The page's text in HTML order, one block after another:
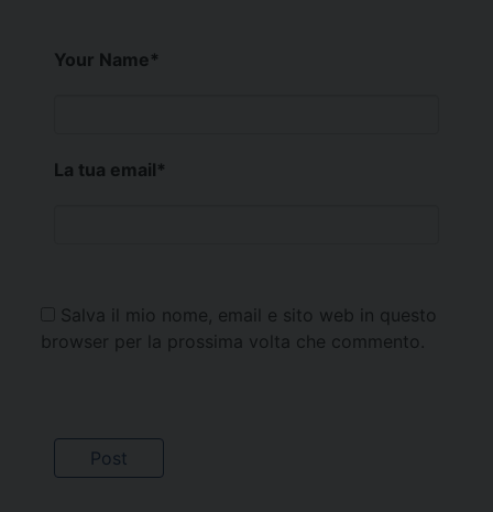
Your Name*
La tua email*
Salva il mio nome, email e sito web in questo
browser per la prossima volta che commento.